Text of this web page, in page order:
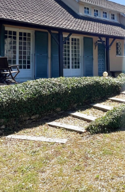
VOIR LE